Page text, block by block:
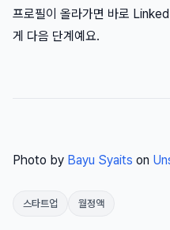
프로필이 올라가면 바로
게 다음 단계예요.
Photo by Bayu Syaits on
스타트업 월정액